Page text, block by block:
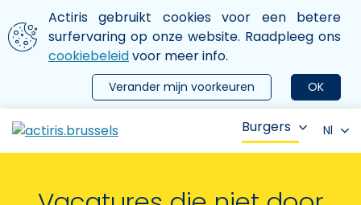
Aller au contenu principal
We gebruiken cookies
Actiris gebruikt cookies voor een betere
surfervaring op onze website. Raadpleeg ons
cookiebeleidvoor meer info.
OK
Verander mijn voorkeuren
le menu
Burgers Nl